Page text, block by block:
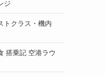
ジ
トクラス・機内
搭乗記 空港ラウ